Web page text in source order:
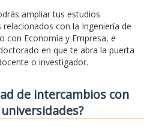
ampliar tus estudios
con la Ingeniería de
con Economía y Empresa, e
en que te abra la puerta
o investigador.
de intercambios con